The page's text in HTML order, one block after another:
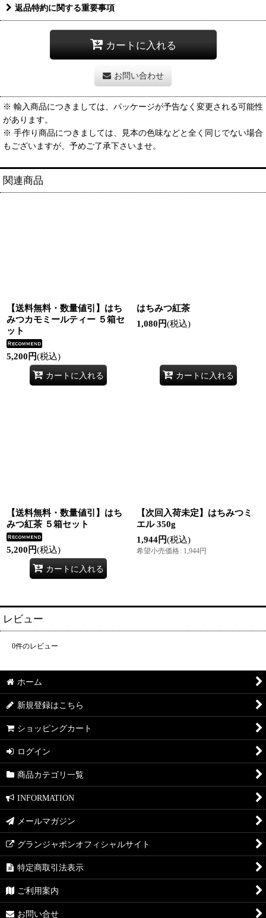
返品特約に関する重要事項
カートに入れる
お問い合わせ
※ 輸入商品につきましては、パッケージが予告なく変更される可能性
があります。
※ 手作り商品につきましては、見本の色味などと全く同じでない場合
もございますが、予めご了承下さいませ。
関連商品
【送料無料・数量値引】はち
みつカモミールティー ５箱セ
ット
5,200 円(税込)
カートに入れる
はちみつ紅茶
1,080 円(税込)
カートに入れる
【送料無料・数量値引】はち
みつ紅茶 ５箱セット
5,200 円(税込)
カートに入れる
【次回入荷未定】はちみつミ
エル 350g
1,944円(税込)
希望小売価格: 1,944円
レビュー
0件のレビュー
ホーム
新規登録はこちら
ショッピングカート
ログイン
商品カテゴリ一覧
INFORMATION
メールマガジン
グランジャポンオフィシャルサイト
特定商取引法表示
ご利用案内
お問い合せ